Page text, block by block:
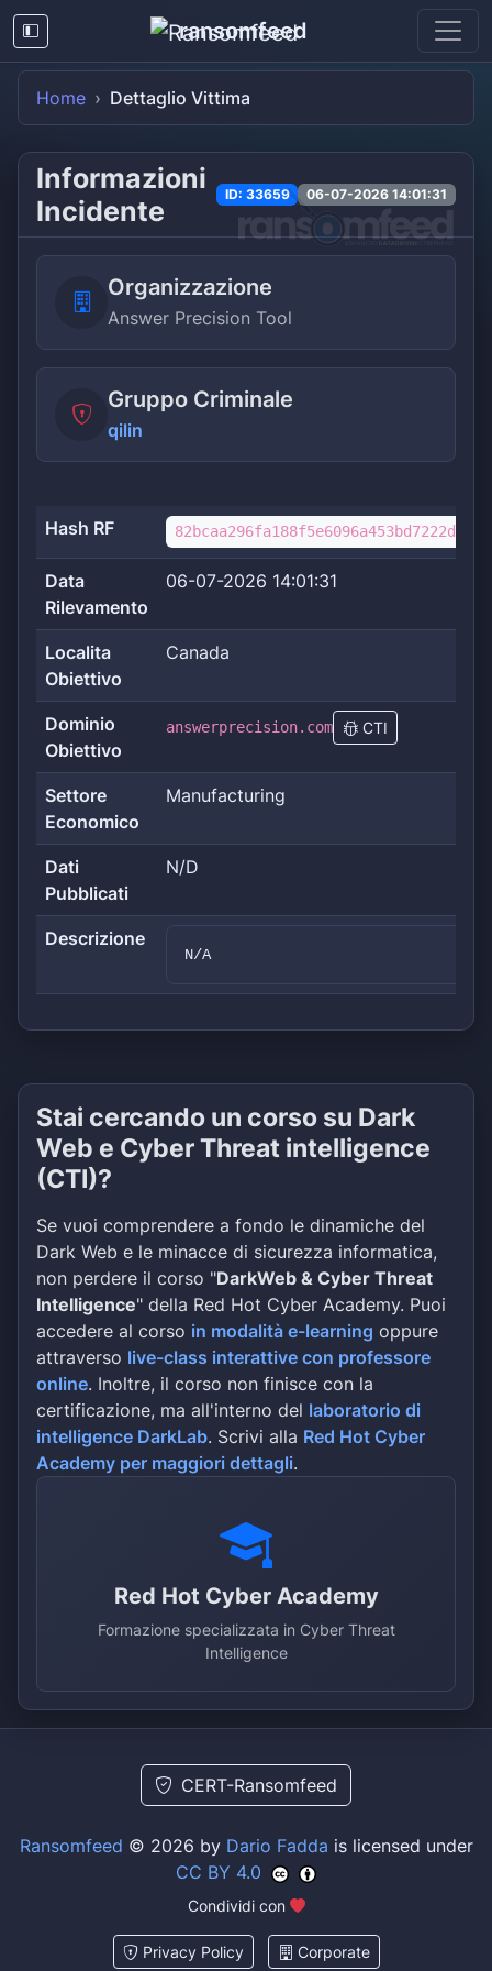
ransomfeed
Home Dettaglio Vittima
Informazioni
Incidente
ID: 33659 06-07-2026 14:01:31
Organizzazione
Answer Precision Tool
Gruppo Criminale
qilin
Hash RF
Data
Rilevamento
06-07-2026 14:01:31
Localita
Obiettivo
Canada
Dominio
Obiettivo
answerprecision.com CTI
Settore
Economico
Manufacturing
Dati
Pubblicati
N/D
Descrizione
N/A
Stai cercando un corso su Dark
Web e Cyber Threat intelligence
(CTI)?
Se vuoi comprendere a fondo le dinamiche del
Dark Web e le minacce di sicurezza informatica,
non perdere il corso "DarkWeb & Cyber Threat
Intelligence" della Red Hot Cyber Academy. Puoi
accedere al corso in modalità e-learning oppure
attraverso live-class interattive con professore
online. Inoltre, il corso non finisce con la
certificazione, ma all'interno del laboratorio di
intelligence DarkLab. Scrivi alla Red Hot Cyber
Academy per maggiori dettagli.
Red Hot Cyber Academy
Formazione specializzata in Cyber Threat
Intelligence
CERT-Ransomfeed
Ransomfeed © 2026 by Dario Fadda is licensed under
CC BY 4.0
Condividi con
Privacy Policy Corporate